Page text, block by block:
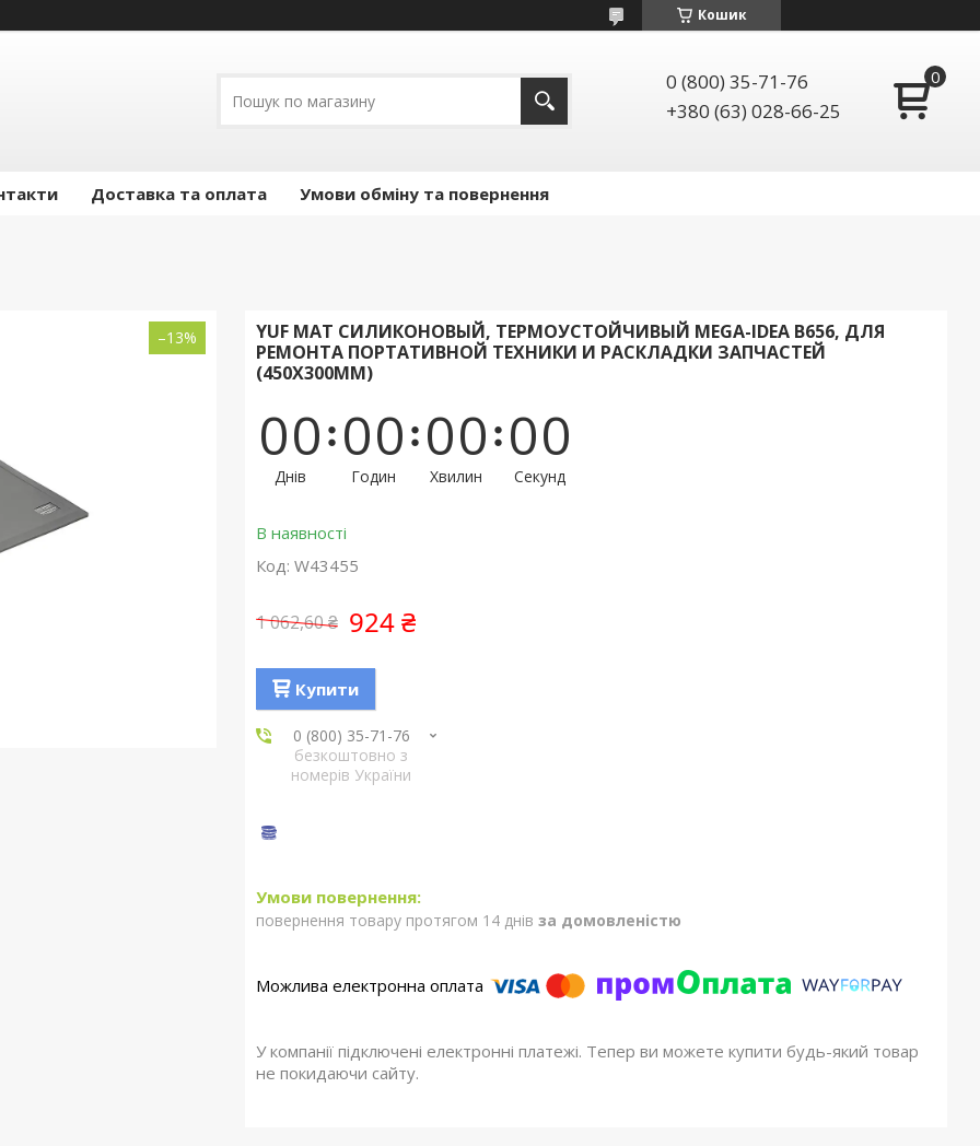
Кошик
0 (800) 35-71-76
+380 (63) 028-66-25
Доставка та оплата Умови обміну та повернення
–13%
YUF МАТ СИЛИКОНОВЫЙ, ТЕРМОУСТОЙЧИВЫЙ MEGA-IDEA B656, ДЛЯ
РЕМОНТА ПОРТАТИВНОЙ ТЕХНИКИ И РАСКЛАДКИ ЗАПЧАСТЕЙ
(450X300ММ)
00
Днів
00
Годин
00
Хвилин
00
Секунд
В наявності
Код: W43455
1 062,60 ₴ 924 ₴
Купити
0 (800) 35-71-76
безкоштовно з
номерів України
повернення товару протягом 14 днів за домовленістю
У компанії підключені електронні платежі. Тепер ви можете купити будь-який товар
не покидаючи сайту.